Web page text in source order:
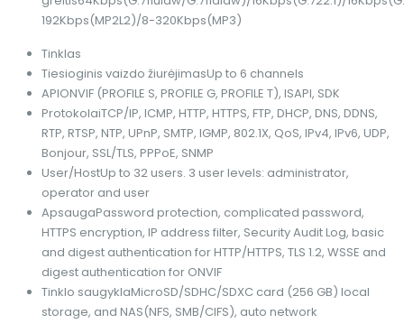
192Kbps(MP2L2)/8-320Kbps(MP3)
Tinklas
Tiesioginis vaizdo žiurėjimasUp to 6 channels
APIONVIF (PROFILE S, PROFILE G, PROFILE T), ISAPI, SDK
ProtokolaiTCP/IP, ICMP, HTTP, HTTPS, FTP, DHCP, DNS, DDNS,
RTP, RTSP, NTP, UPnP, SMTP, IGMP, 802.1X, QoS, IPv4, IPv6, UDP,
Bonjour, SSL/TLS, PPPoE, SNMP
User/HostUp to 32 users. 3 user levels: administrator,
operator and user
ApsaugaPassword protection, complicated password,
HTTPS encryption, IP address filter, Security Audit Log, basic
and digest authentication for HTTP/HTTPS, TLS 1.2, WSSE and
digest authentication for ONVIF
Tinklo saugyklaMicroSD/SDHC/SDXC card (256 GB) local
storage, and NAS(NFS, SMB/CIFS), auto network